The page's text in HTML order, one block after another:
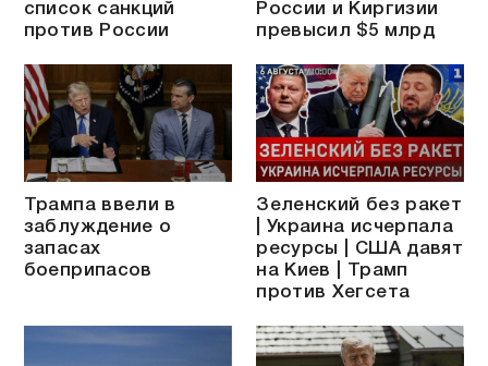
список санкций
против России
России и Киргизии
превысил $5 млрд
Трампа ввели в
заблуждение о
запасах
боеприпасов
Зеленский без ракет
| Украина исчерпала
ресурсы | США давят
на Киев | Трамп
против Хегсета